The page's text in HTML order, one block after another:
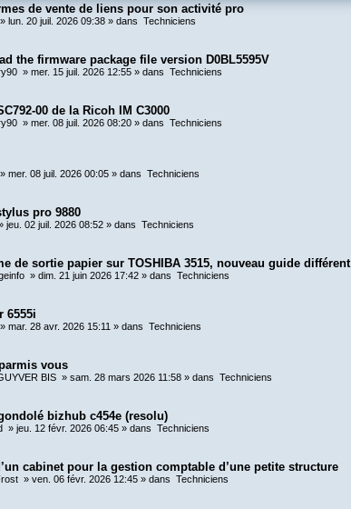
de vente de liens pour son activité pro
»lun. 20 juil. 2026 09:38 » dans Techniciens
the firmware package file version D0BL5595V
»mer. 15 juil. 2026 12:55 » dans Techniciens
00 de la Ricoh IM C3000
»mer. 08 juil. 2026 08:20 » dans Techniciens
»mer. 08 juil. 2026 00:05 » dans Techniciens
pro 9880
jeu. 02 juil. 2026 08:52 » dans Techniciens
de sortie papier sur TOSHIBA 3515, nouveau guide différent
»dim. 21 juin 2026 17:42 » dans Techniciens
6555i
»mar. 28 avr. 2026 15:11 » dans Techniciens
vous
BIS »sam. 28 mars 2026 11:58 » dans Techniciens
bizhub c454e (resolu)
»jeu. 12 févr. 2026 06:45 » dans Techniciens
cabinet pour la gestion comptable d’une petite structure
»ven. 06 févr. 2026 12:45 » dans Techniciens